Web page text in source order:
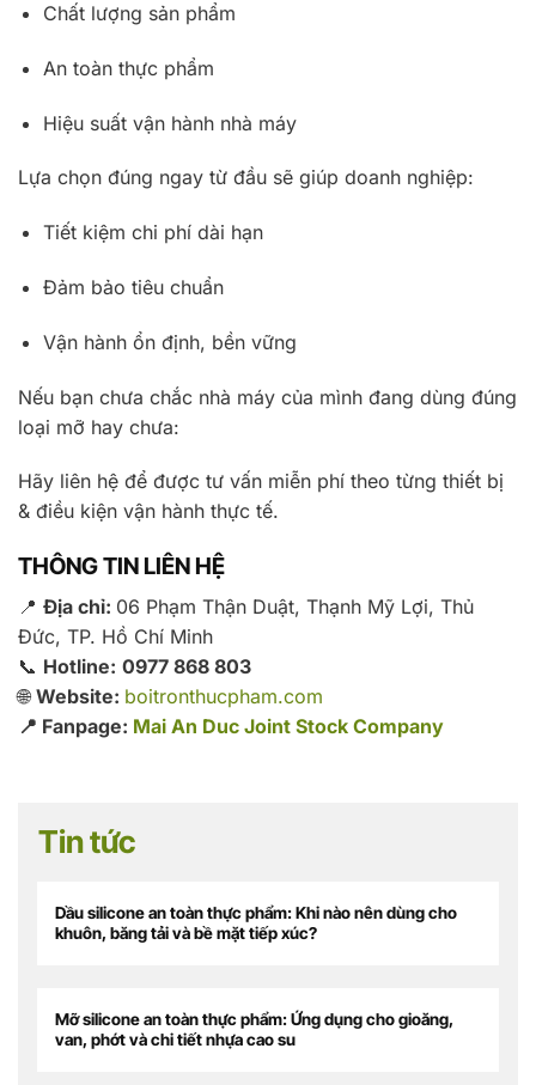
Chất lượng sản phẩm
An toàn thực phẩm
Hiệu suất vận hành nhà máy
Lựa chọn đúng ngay từ đầu sẽ giúp doanh nghiệp:
Tiết kiệm chi phí dài hạn
Đảm bảo tiêu chuẩn
Vận hành ổn định, bền vững
Nếu bạn chưa chắc nhà máy của mình đang dùng đúng
loại mỡ hay chưa:
Hãy liên hệ để được tư vấn miễn phí theo từng thiết bị
& điều kiện vận hành thực tế.
THÔNG TIN LIÊN HỆ
📍 Địa chỉ: 06 Phạm Thận Duật, Thạnh Mỹ Lợi, Thủ
Đức, TP. Hồ Chí Minh
📞 Hotline: 0977 868 803
🌐 Website: boitronthucpham.com
📍 Fanpage: Mai An Duc Joint Stock Company
Tin tức
Dầu silicone an toàn thực phẩm: Khi nào nên dùng cho
khuôn, băng tải và bề mặt tiếp xúc?
Mỡ silicone an toàn thực phẩm: Ứng dụng cho gioăng,
van, phớt và chi tiết nhựa cao su